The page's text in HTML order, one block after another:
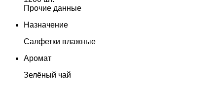
Прочие данные
Назначение
Салфетки влажные
Аромат
Зелёный чай